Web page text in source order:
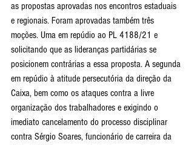
as propostas aprovadas nos encontros estaduais
e regionais. Foram aprovadas também três
moções. Uma em repúdio ao PL 4188/21 e
solicitando que as lideranças partidárias se
posicionem contrárias a essa proposta. A segunda
em repúdio à atitude persecutória da direção da
Caixa, bem como os ataques contra a livre
organização dos trabalhadores e exigindo o
imediato cancelamento do processo disciplinar
contra Sérgio Soares, funcionário de carreira da